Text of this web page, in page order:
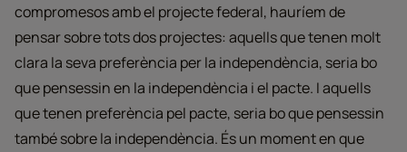
compromesos amb el projecte federal, hauríem de
pensar sobre tots dos projectes: aquells que tenen molt
clara la seva preferència per la independència, seria bo
que pensessin en la independència i el pacte. I aquells
que tenen preferència pel pacte, seria bo que pensessin
també sobre la independència. És un moment en que